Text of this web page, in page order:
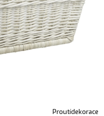
Proutídekorace